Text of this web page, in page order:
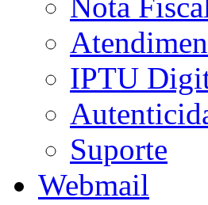
IPTU
Suporte
Webmail